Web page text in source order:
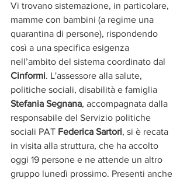
Vi trovano sistemazione, in particolare,
mamme con bambini (a regime una
quarantina di persone), rispondendo
così a una specifica esigenza
nell’ambito del sistema coordinato dal
Cinformi. L'assessore alla salute,
politiche sociali, disabilità e famiglia
Stefania Segnana, accompagnata dalla
responsabile del Servizio politiche
sociali PAT Federica Sartori, si è recata
in visita alla struttura, che ha accolto
oggi 19 persone e ne attende un altro
gruppo lunedì prossimo. Presenti anche